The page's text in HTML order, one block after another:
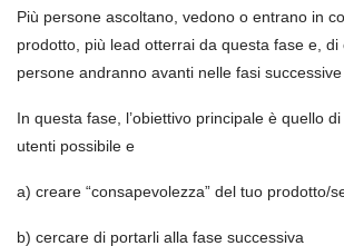
Più persone ascoltano, vedono o entrano in
prodotto, più lead otterrai da questa fase e, di
persone andranno avanti nelle fasi
In questa fase, l’obiettivo principale è quello
utenti possibile e
a) creare “consapevolezza” del tuo prodotto/
b) cercare di portarli alla fase successiva